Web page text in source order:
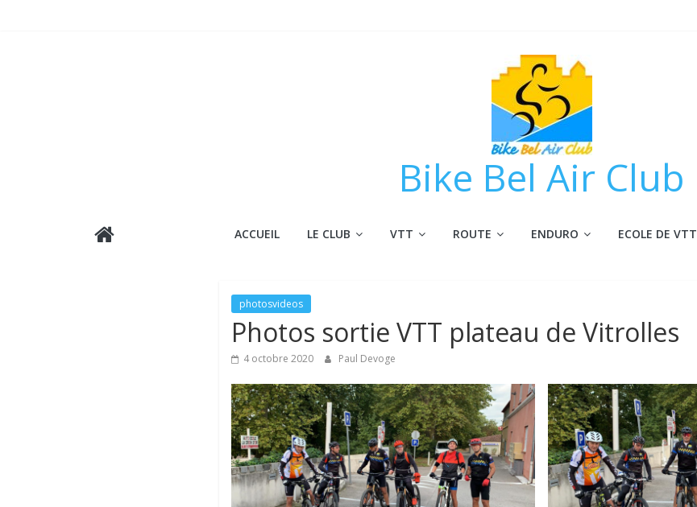
Bike Bel Air Club
ACCUEIL LE CLUB VTT ROUTE ENDURO ECOLE DE VTT
photosvideos
Photos sortie VTT plateau de Vitrolles
4 octobre 2020 Paul Devoge